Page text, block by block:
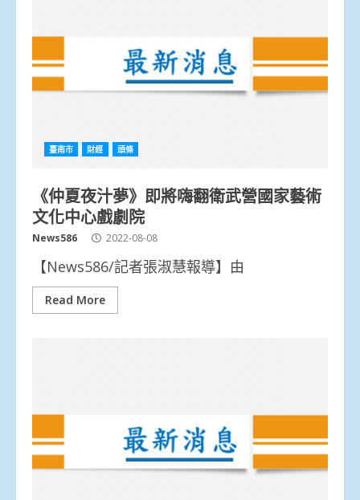
臺南市 財經 頭條
《仲夏夜汁夢》即將嗨翻衛武營國家藝術
文化中心戲劇院
News586 2022-08-08
【News586/記者張淑慧報導】由
Read More